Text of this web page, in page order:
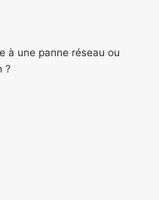
à une panne réseau ou
?